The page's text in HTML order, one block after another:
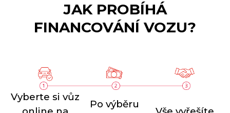
JAK PROBÍHÁ
FINANCOVÁNÍ VOZU?
Vyberte si vůz
Po výběru